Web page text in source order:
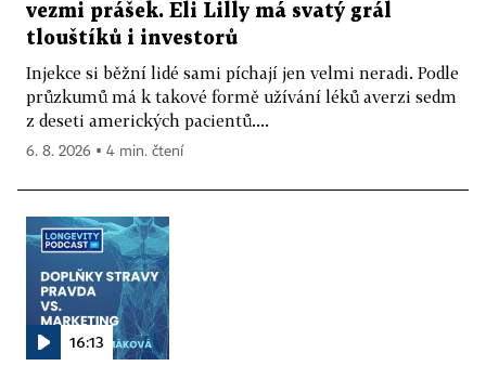
vezmi prášek. Eli Lilly má svatý grál
tlouštíků i investorů
Injekce si běžní lidé sami píchají jen velmi neradi. Podle
průzkumů má k takové formě užívání léků averzi sedm
z deseti amerických pacientů....
6. 8. 2026 ▪ 4 min. čtení
16:13